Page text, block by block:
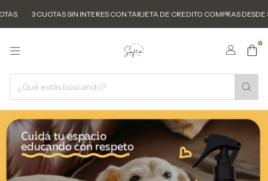
3 CUOTAS SIN INTERES CON TARJETA DE CREDITO COMPRAS DESDE
0